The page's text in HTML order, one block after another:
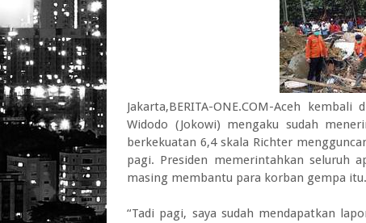
Jakarta,BERITA-ONE.COM-Aceh
Widodo (Jokowi) mengaku sudah
berkekuatan 6,4 skala Richter
pagi. Presiden memerintahkan seluruh
masing membantu para korban gempa itu.
“Tadi pagi, saya sudah mendapatkan